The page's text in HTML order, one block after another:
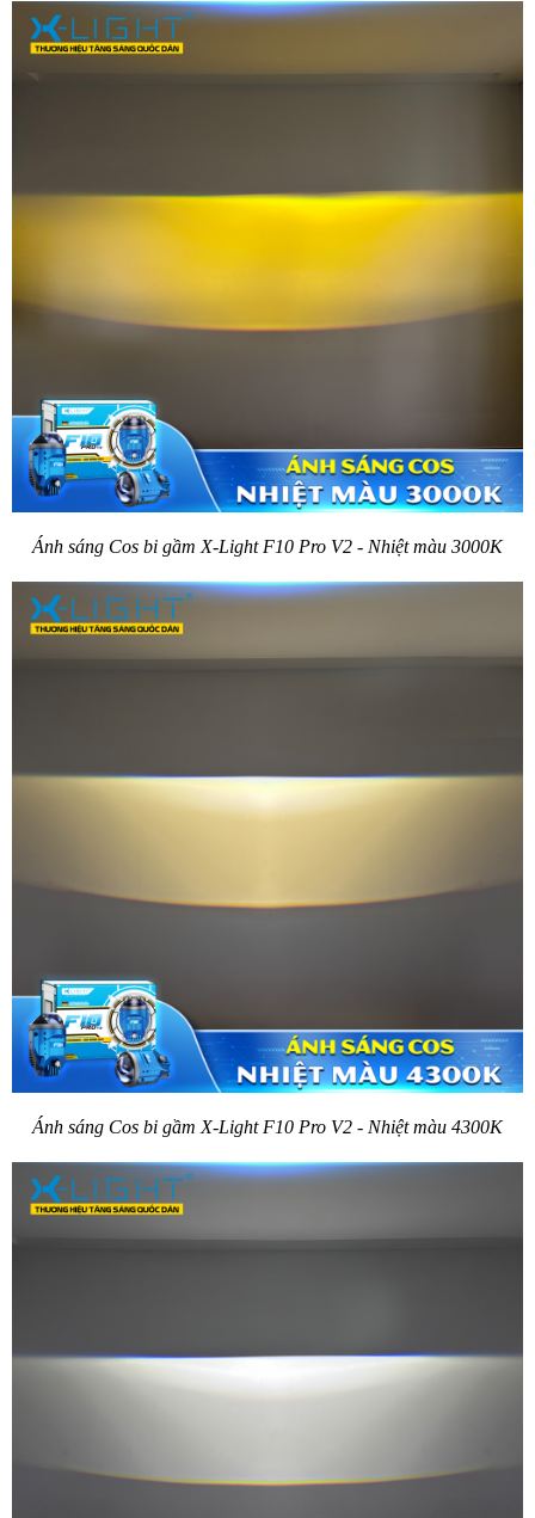
Ánh sáng Cos bi gầm X-Light F10 Pro V2 - Nhiệt màu 3000K
Ánh sáng Cos bi gầm X-Light F10 Pro V2 - Nhiệt màu 4300K